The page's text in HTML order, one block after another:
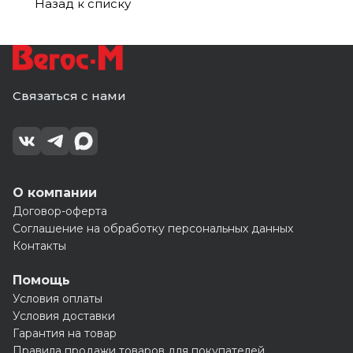
0,151м2)
Назад к списку
Связаться с нами
О компании
Договор-оферта
Соглашение на обработку персональных данных
Контакты
Помощь
Условия оплаты
Условия доставки
Гарантия на товар